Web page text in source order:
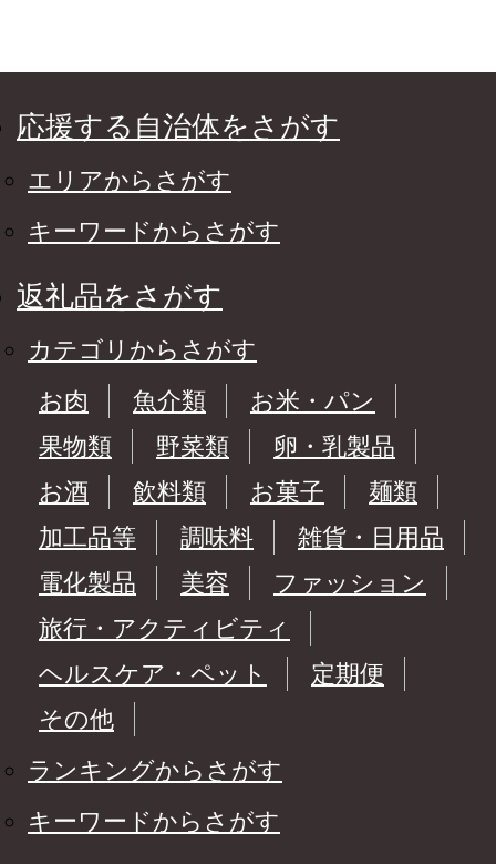
応援する自治体をさがす
エリアからさがす
キーワードからさがす
返礼品をさがす
カテゴリからさがす
お肉
魚介類
お米・パン
果物類
野菜類
卵・乳製品
お酒
飲料類 お菓子
麺類
加工品等
調味料
雑貨・日用品
電化製品
美容
ファッション
旅行・アクティビティ
ヘルスケア・ペット
定期便
その他
ランキングからさがす
キーワードからさがす